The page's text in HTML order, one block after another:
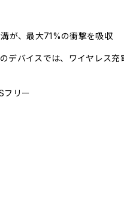
が、最大71%の衝撃を吸収
バイスでは、ワイヤレス充
フリー